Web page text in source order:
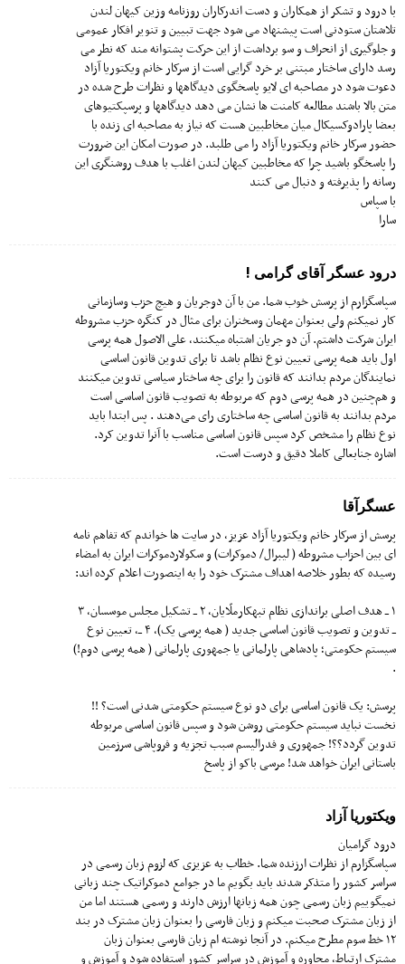
با درود و تشکر از همکاران و دست اندرکاران روزنامه وزین کیهان لندن
تلاشتان ستودنی است پیشنهاد می شود جهت تبیین و تنویر افکار عمومی
و جلوگیری از انحراف و سو برداشت از این حرکت پشتوانه مند که نطر می
رسد دارای ساختار مبتنی بر خرد گرایی است از سرکار خانم ویکتوریا آزاد
دعوت شود در مصاحبه ای لایو پاسخگوی دیدگاهها و نظرات طرح شده در
متن بالا باشند مطالعه کامنت ها نشان می دهد دیدگاهها و پرسپکتیوهای
بعضا پارادوکسیکال میان مخاطبین هست که نیاز به مصاحبه ای زنده با
حضور سرکار خانم ویکتوریا آزاد را می طلبد. در صورت امکان این ضرورت
را پاسخگو باشید چرا که مخاطبین کیهان لندن اغلب با هدف روشنگری این
رسانه را پذیرفته و دنبال می کنند
با سپاس
سارا
درود عسگر آقای گرامی !
سپاسگزارم از پرسش خوب شما. من با آن دو‌جریان و هیچ حزب و‌سازمانی
کار نمیکنم ولی بعنوان مهمان و‌سخنران برای مثال در کنگره حزب مشروطه
ایران شرکت داشتم. آن دو جریان اشتباه میکنند، علی الاصول همه پرسی
اول باید همه پرسی تعیین نوع نظام باشد تا برای تدوین قانون اساسی
نمایندگان مردم بدانند که قانون را برای چه ساختار سیاسی تدوین میکنند
و هم‌چنین در همه پرسی دوم که مربوطه به تصویب قانون اساسی است
مردم بدانند به قانون اساسی چه ساختاری رای می‌دهند . پس ابتدا باید
نوع نظام را مشخص کرد سپس قانون اساسی مناسب با آنرا تدوین کرد.
اشاره جنابعالی کاملا دقیق و درست است.
عسگرآقا
پرسش از سرکار خانم ویکتوریا آزاد عزیز، در سایت ها خواندم که تفاهم نامه
ای بین احزاب مشروطه ( لیبرال/ دموکرات) و سکولاردموکرات ایران به امضاء
رسیده که بطور خلاصه اهداف مشترک خود را به اینصورت اعلام کرده اند:
۱ ــ هدف اصلی براندازی نظام تبهکارملّایان، ۲ ــ تشکیل مجلس موسسان، ۳
ــ تدوین و تصویب قانون اساسی جدید ( همه پرسی یک)، ۴ ــ، تعیین نوع
سیستم حکومتی؛ پادشاهی پارلمانی یا جمهوری پارلمانی ( همه پرسی دوم!)
.
پرسش: یک قانون اساسی برای دو نوع سیستم حکومتی شدنی است؟ !!
نخست نباید سیستم حکومتی روشن شود و سپس قانون اساسی مربوطه
تدوین گردد؟؟! جمهوری و فدرالیسم سبب تجزیه و فروپاشی سرزمین
باستانی ایران خواهد شد! مرسی باکو از پاسخ
ویکتوریا آزاد
درود گرامیان
سپاسگزارم از نظرات ارزنده شما. خطاب به عزیزی که لزوم زبان رسمی در
سراسر کشور را متذکر شدند باید بگویم ما در جوامع دموکراتیک چند زبانی
نمیگوییم زبان رسمی چون همه زبانها ارزش دارند و رسمی هستند اما من
از زبان مشترک صحبت میکنم و زبان فارسی را بعنوان زبان مشترک در بند
۱۲ خط سوم مطرح میکنم. در آنجا نوشته ام زبان فارسی بعنوان زبان
مشترک ارتباط، محاوره و آموزش در سراسر کشور استفاده شود و آموزش و